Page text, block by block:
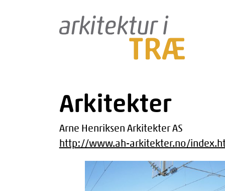
Arkitekter
Arne Henriksen Arkitekter AS
http://www.ah-arkitekter.no/